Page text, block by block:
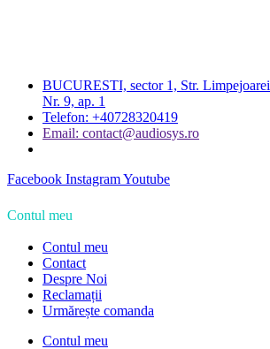
BUCURESTI, sector 1, Str. Limpejoarei
Nr. 9, ap. 1
Telefon: +40728320419
Email: contact@audiosys.ro
Facebook InstagramYoutube
Contul meu
Contul meu
Contact
Despre Noi
Reclamații
Urmărește comanda
Contul meu